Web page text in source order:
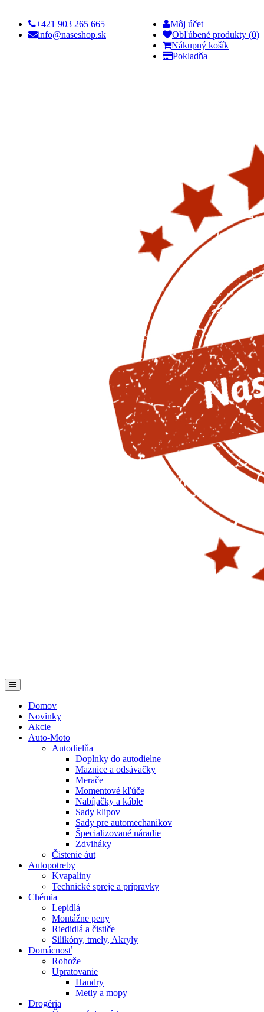
+421 903 265 665
info@naseshop.sk
Môj účet
Obľúbené produkty (0)
Nákupný košík
Pokladňa
Domov
Novinky
Akcie
Auto-Moto
Autodielňa
Doplnky do autodielne
Maznice a odsávačky
Merače
Momentové kľúče
Nabíjačky a káble
Sady klipov
Sady pre automechanikov
Špecializované náradie
Zdviháky
Čistenie áut
Autopotreby
Kvapaliny
Technické spreje a prípravky
Chémia
Lepidlá
Montážne peny
Riedidlá a čističe
Silikóny, tmely, Akryly
Domácnosť
Rohože
Upratovanie
Handry
Metly a mopy
Drogéria